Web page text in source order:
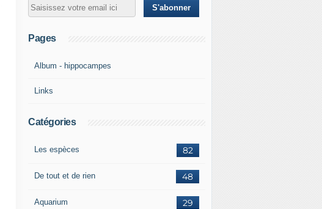
Pages
Album - hippocampes
Links
Catégories
82
Les espèces
48
De tout et de rien
29
Aquarium